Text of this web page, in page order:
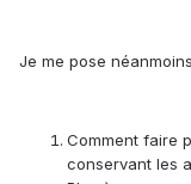
Je me pose
Comment faire
conservant les